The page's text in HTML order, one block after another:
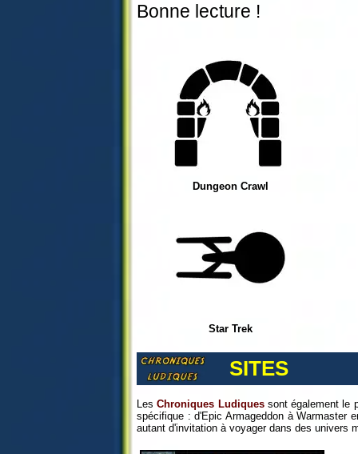
Bonne lecture !
Dungeon Crawl
Star Trek
SITES
LesChroniques Ludiquessont également le
spécifique : d'Epic Armageddon à Warmaster
autant d'invitation à voyager dans des univers